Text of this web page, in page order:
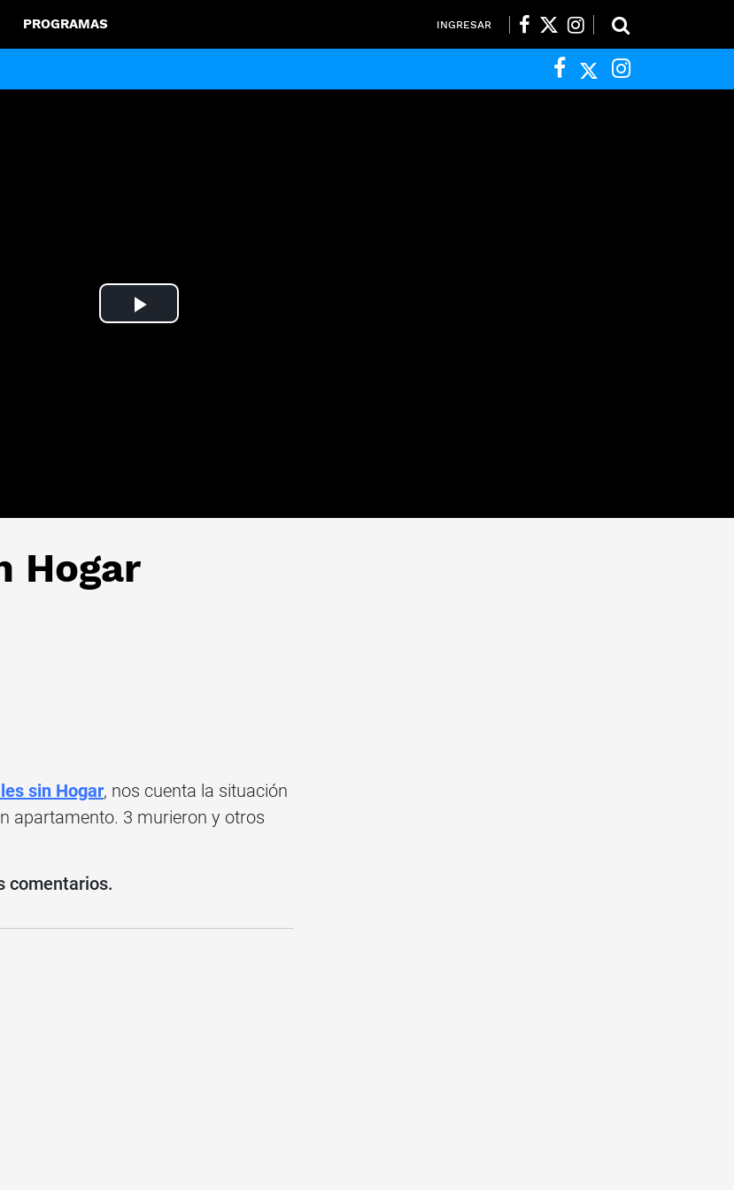
PROGRAMAS INGRESAR
Play
Hogar
sin Hogar, nos cuenta la situación
apartamento. 3 murieron y otros
comentarios.